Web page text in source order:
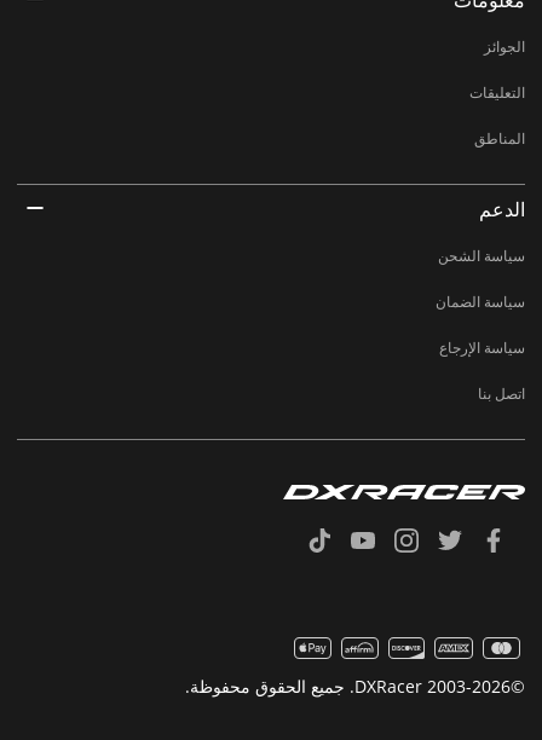
الجوائز
التعليقات
المناطق
الدعم
سياسة الشحن
سياسة الضمان
سياسة الإرجاع
اتصل بنا
©2003-2026 DXRacer. جميع الحقوق محفوظة.